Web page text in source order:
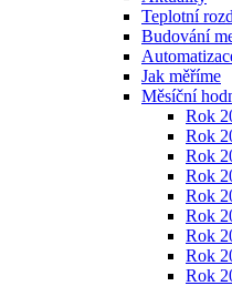
Teplotní
Budování
Jak měříme
Měsíční
Rok
Rok
Rok
Rok
Rok
Rok
Rok
Rok
Rok